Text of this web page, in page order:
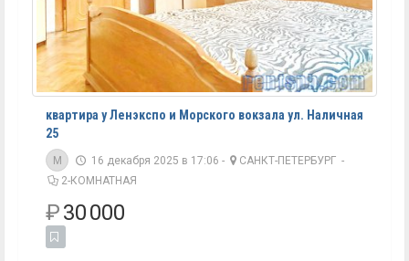
квартира у Ленэкспо и Морского вокзала ул. Наличная
25
M 16 декабря 2025 в 17:06 - САНКТ-ПЕТЕРБУРГ -
2-КОМНАТНАЯ
₽30 000